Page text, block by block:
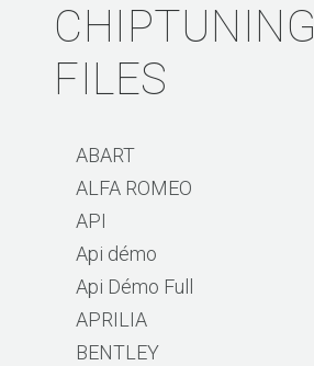
CHIPTUNING
FILES
ABART
ALFA ROMEO
API
Api démo
Api Démo Full
APRILIA
BENTLEY